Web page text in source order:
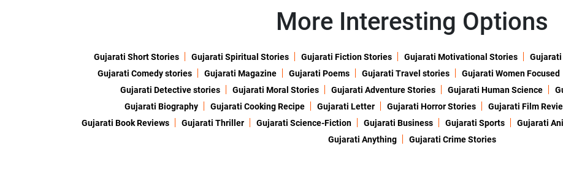
More Interesting Options
Gujarati Short Stories Gujarati Spiritual Stories Gujarati Fiction Stories Gujarati Motivational Stories Gujarati
Gujarati Comedy stories
Gujarati Magazine Gujarati Poems Gujarati Travel stories Gujarati Women Focused
Gujarati Detective stories
Gujarati Moral Stories Gujarati Adventure Stories Gujarati Human Science
Gujarati Biography
Gujarati Cooking Recipe Gujarati Letter Gujarati Horror Stories Gujarati Film
Gujarati Book Reviews
Gujarati Thriller Gujarati Science-Fiction Gujarati Business Gujarati Sports Gujarati
Gujarati Anything
Gujarati Crime Stories